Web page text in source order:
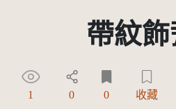
帶紋飾
1 0 0 收藏